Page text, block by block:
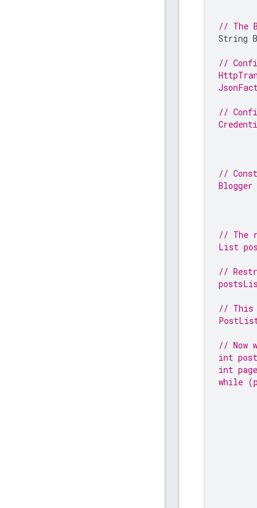
// The
String
//
//
//
Blogger
// The
List
//
// This
// Now
int
int
while